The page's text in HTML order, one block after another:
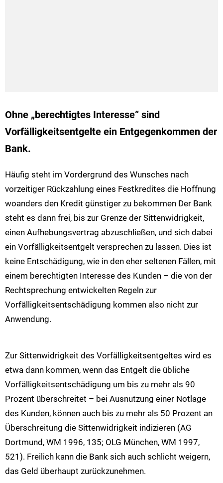
Ohne „berechtigtes Interesse“ sind
Vorfälligkeitsentgelte ein Entgegenkommen der
Bank.
Häufig steht im Vordergrund des Wunsches nach
vorzeitiger Rückzahlung eines Festkredites die Hoffnung
woanders den Kredit günstiger zu bekommen Der Bank
steht es dann frei, bis zur Grenze der Sittenwidrigkeit,
einen Aufhebungsvertrag abzuschließen, und sich dabei
ein Vorfälligkeitsentgelt versprechen zu lassen. Dies ist
keine Entschädigung, wie in den eher seltenen Fällen, mit
einem berechtigten Interesse des Kunden – die von der
Rechtsprechung entwickelten Regeln zur
Vorfälligkeitsentschädigung kommen also nicht zur
Anwendung.
Zur Sittenwidrigkeit des Vorfälligkeitsentgeltes wird es
etwa dann kommen, wenn das Entgelt die übliche
Vorfälligkeitsentschädigung um bis zu mehr als 90
Prozent überschreitet – bei Ausnutzung einer Notlage
des Kunden, können auch bis zu mehr als 50 Prozent an
Überschreitung die Sittenwidrigkeit indizieren (AG
Dortmund, WM 1996, 135; OLG München, WM 1997,
521). Freilich kann die Bank sich auch schlicht weigern,
das Geld überhaupt zurückzunehmen.